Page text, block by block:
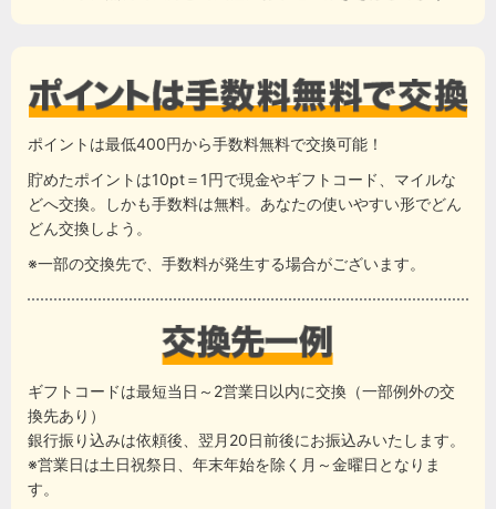
ポイントは最低400円から手数料無料で交換可能！
貯めたポイントは10pt＝1円で現金やギフトコード、マイルな
どへ交換。しかも手数料は無料。あなたの使いやすい形でどん
どん交換しよう。
※一部の交換先で、手数料が発生する場合がございます。
ギフトコードは最短当日～2営業日以内に交換（一部例外の交
換先あり）
銀行振り込みは依頼後、翌月20日前後にお振込みいたします。
※営業日は土日祝祭日、年末年始を除く月～金曜日となりま
す。